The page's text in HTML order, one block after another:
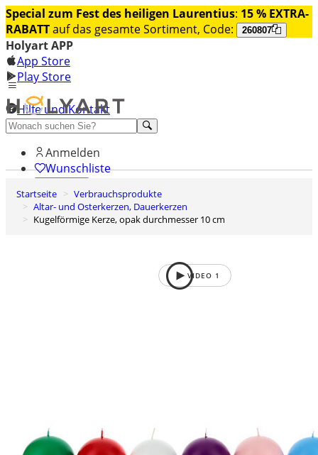
Special zum Fest des heiligen Laurentius: 15 % EXTRA-
RABATTauf das gesamte Sortiment, Code: 260807
Holyart APP
App Store
Play Store
Hilfe und Kontakt
Entdecken Sie Premium
Anmelden
Wunschliste
0
Warenkorb
Startseite
Verbrauchsprodukte
Altar- und Osterkerzen, Dauerkerzen
Kugelförmige Kerze, opak durchmesser 10 cm
VIDEO 1